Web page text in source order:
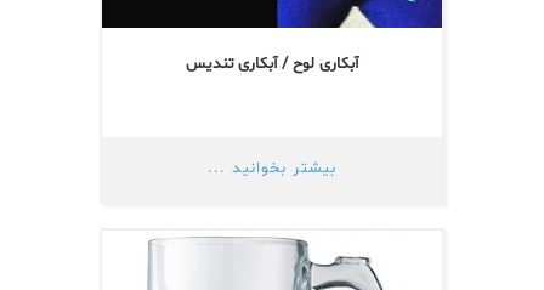
آبکاری لوح / آبکاری تندیس
بیشتر بخوانید ...